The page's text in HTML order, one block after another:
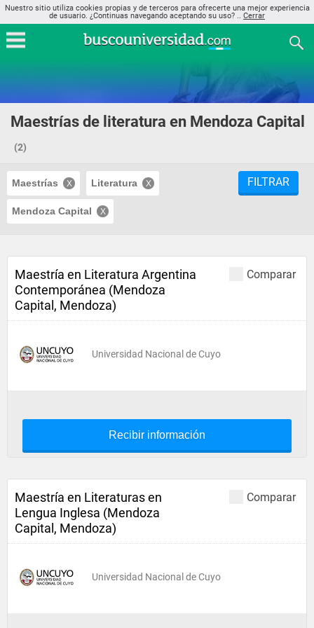
Nuestro sitio utiliza cookies propias y de terceros para ofrecerte una mejor experiencia
de usuario. ¿Continuas navegando aceptando su uso? .. Cerrar
Maestrías de literatura en Mendoza Capital
(2)
Maestrías Literatura
Mendoza Capital
FILTRAR
Comparar
Maestría en Literatura Argentina
Contemporánea (Mendoza
Capital, Mendoza)
Universidad Nacional de Cuyo
Recibir información
Comparar
Maestría en Literaturas en
Lengua Inglesa (Mendoza
Capital, Mendoza)
Universidad Nacional de Cuyo